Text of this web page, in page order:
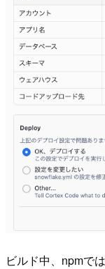
ビルド中、npmで